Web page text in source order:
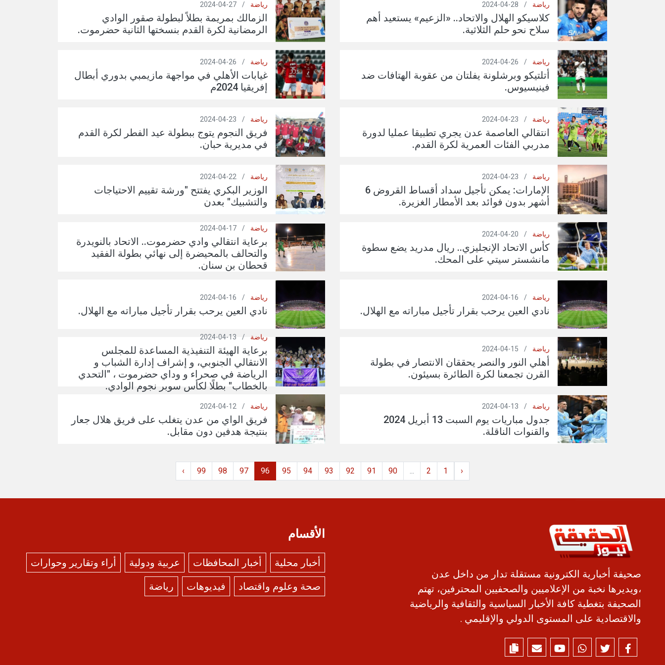
رياضة /
28-04-2024
كلاسيكو الهلال والاتحاد.. «الزعيم» يستعيد أهم
سلاح نحو حلم الثلاثية.
رياضة /
27-04-2024
الزمالك بمريمة بطلاً لبطولة صقور الوادي
الرمضانية لكرة القدم بنسختها الثانية حضرموت.
رياضة /
26-04-2024
أتلتيكو وبرشلونة يفلتان من عقوبة الهتافات ضد
فينيسيوس.
رياضة /
26-04-2024
غيابات الأهلي في مواجهة مازيمبي بدوري أبطال
إفريقيا 2024م
رياضة /
23-04-2024
انتقالي العاصمة عدن يجري تطبيقا عمليا لدورة
مدربي الفئات العمرية لكرة القدم.
رياضة /
23-04-2024
فريق النجوم يتوج ببطولة عيد الفطر لكرة القدم
في مديرية حبان.
رياضة /
23-04-2024
الإمارات: يمكن تأجيل سداد أقساط القروض 6
أشهر بدون فوائد بعد الأمطار الغزيرة.
رياضة /
22-04-2024
الوزير البكري يفتتح "ورشة تقييم الاحتياجات
والتشبيك" بعدن
رياضة /
20-04-2024
كأس الاتحاد الإنجليزي.. ريال مدريد يضع سطوة
مانشستر سيتي على المحك.
رياضة /
17-04-2024
برعاية انتقالي وادي حضرموت.. الاتحاد بالنويدرة
والتحالف بالمحيضرة إلى نهائي بطولة الفقيد
قحطان بن سنان.
رياضة /
16-04-2024
نادي العين يرحب بقرار تأجيل مباراته مع الهلال.
رياضة /
16-04-2024
نادي العين يرحب بقرار تأجيل مباراته مع الهلال.
رياضة /
15-04-2024
أهلي النور والنصر يحققان الانتصار في بطولة
القرن تجمعنا لكرة الطائرة بسيئون.
رياضة /
13-04-2024
برعاية الهيئة التنفيذية المساعدة للمجلس
الانتقالي الجنوبي، و إشراف إدارة الشباب و
الرياضة في صحراء و وداي حضرموت ، "التحدي
بالخطاب" بطلًا لكأس سوبر نجوم الوادي.
رياضة /
13-04-2024
جدول مباريات يوم السبت 13 أبريل 2024
والقنوات الناقلة.
رياضة /
12-04-2024
فريق الواي من عدن يتغلب على فريق هلال جعار
بنتيجة هدفين دون مقابل.
‹
1
2
...
90
91
92
93
94
95
96
97
98
99
›
صحيفة أخبارية الكترونية مستقلة تدار من داخل عدن
،ويديرها نخبة من الإعلاميين والصحفيين المحترفين، تهتم
الصحيفة بتغطية كافة الأخبار السياسية والثقافية والرياضية
والاقتصادية على المستوى الدولي والإقليمي .
الأقسام
أخبار محلية أخبار المحافظات عربية ودولية
أراء وتقارير وحوارات
صحة وعلوم واقتصاد
فيديوهات رياضة